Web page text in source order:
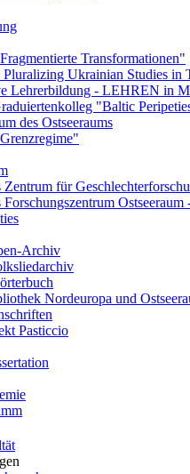
Transformationen"
Ukrainian Studies in
Lehrerbildung - LEHREN in
"Baltic
des Ostseeraums
Zentrum für
Ostseeraum
Archiv
Nordeuropa und
Pasticcio